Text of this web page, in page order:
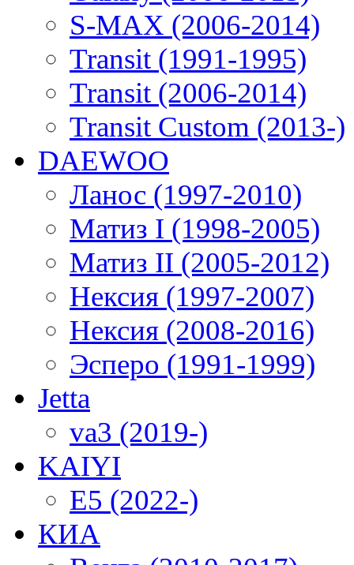
S-MAX (2006-2014)
Transit (1991-1995)
Transit (2006-2014)
Transit Custom (2013-)
DAEWOO
Ланос (1997-2010)
Матиз I (1998-2005)
Матиз II (2005-2012)
Нексия (1997-2007)
Нексия (2008-2016)
Эсперо (1991-1999)
Jetta
va3 (2019-)
KAIYI
E5 (2022-)
КИА